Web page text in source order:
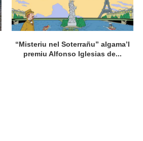
“Misteriu nel Soterrañu” algama’l
premiu Alfonso Iglesias de...